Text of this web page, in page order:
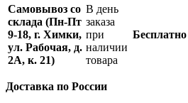
Самовывоз со
склада (Пн-Пт
9-18, г. Химки,
ул. Рабочая, д.
2А, к. 21)
В день
заказа
при
наличии
товара
Бесплатно
Доставка по России